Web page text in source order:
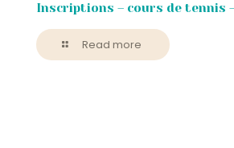
Inscriptions – cours de tennis
Read more